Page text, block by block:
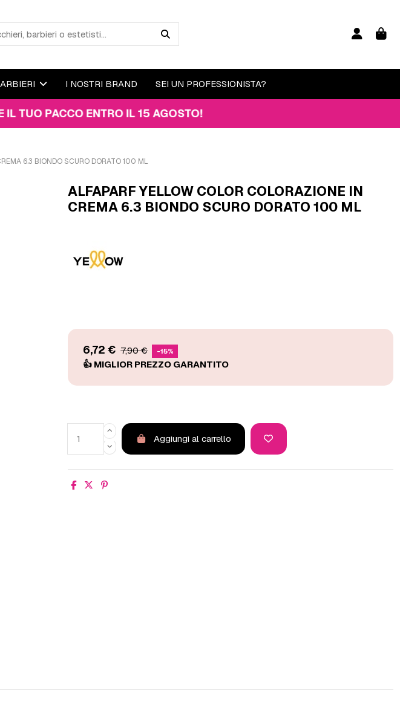
I NOSTRI BRAND SEI UN PROFESSIONISTA?
ENTRO IL 15 AGOSTO!
6.3 BIONDO SCURO DORATO 100 ML
ALFAPARF YELLOW COLOR COLORAZIONE IN
CREMA 6.3 BIONDO SCURO DORATO 100 ML
6,72 € 7,90 € -15%
Aggiungi al carrello